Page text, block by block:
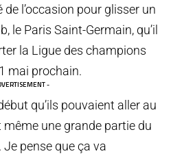
l’occasion pour glisser un
le Paris Saint-Germain, qu’il
la Ligue des champions
mai prochain.
-
qu’ils pouvaient aller au
même une grande partie du
Je pense que ça va